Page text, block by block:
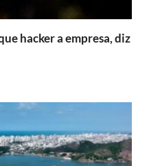
hacker a empresa, diz